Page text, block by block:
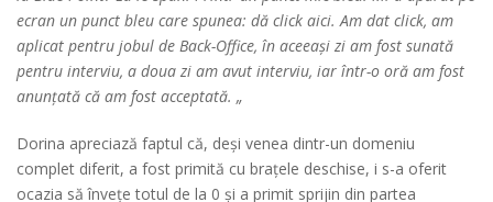
ecran un punct bleu care spunea: dă click aici. Am dat click, am
aplicat pentru jobul de Back-Office, în aceeași zi am fost sunată
pentru interviu, a doua zi am avut interviu, iar într-o oră am fost
anunțată că am fost acceptată. „
Dorina apreciază faptul că, deși venea dintr-un domeniu
complet diferit, a fost primită cu brațele deschise, i s-a oferit
ocazia să învețe totul de la 0 și a primit sprijin din partea